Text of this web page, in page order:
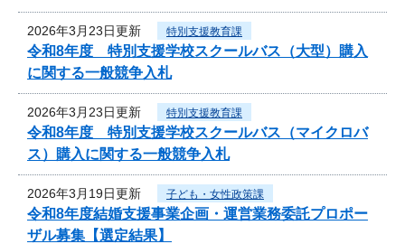
2026年3月23日更新 特別支援教育課
令和8年度 特別支援学校スクールバス（大型）購入
に関する一般競争入札
2026年3月23日更新 特別支援教育課
令和8年度 特別支援学校スクールバス（マイクロバ
ス）購入に関する一般競争入札
2026年3月19日更新 子ども・女性政策課
令和8年度結婚支援事業企画・運営業務委託プロポー
ザル募集【選定結果】